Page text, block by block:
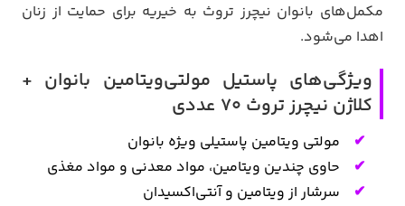
مکمل‌های بانوان نیچرز تروث به خیریه برای حمایت از زنان
اهدا می‌شود.
ویژگی‌های پاستیل مولتی‌ویتامین بانوان +
کلاژن نیچرز تروث 70 عددی
مولتی ویتامین پاستیلی ویژه بانوان
حاوی چندین ویتامین، مواد معدنی و مواد مغذی
سرشار از ویتامین و آنتی‌اکسیدان